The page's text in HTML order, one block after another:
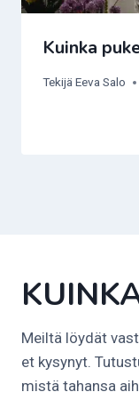
Kuinka
TekijäEeva Salo
Meiltä löydät
et kysynyt.
mistä tahansa